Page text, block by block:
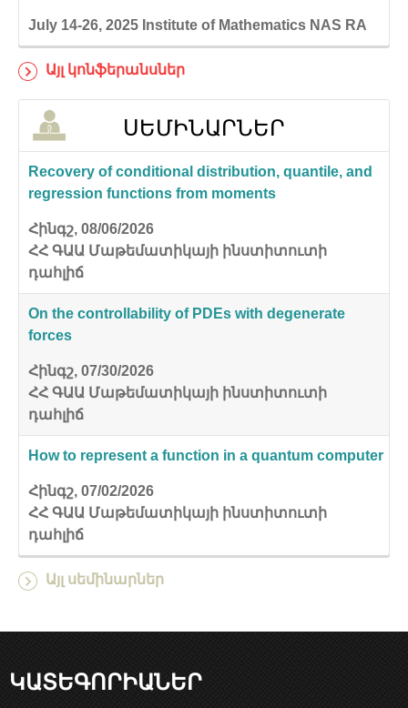
July 14-26, 2025 Institute of Mathematics NAS RA
Այլ կոնֆերանսներ
ՍԵՄԻՆԱՐՆԵՐ
Recovery of conditional distribution, quantile, and
regression functions from moments
Հինգշ, 08/06/2026
ՀՀ ԳԱԱ Մաթեմատիկայի ինստիտուտի
դահլիճ
On the controllability of PDEs with degenerate
forces
Հինգշ, 07/30/2026
ՀՀ ԳԱԱ Մաթեմատիկայի ինստիտուտի
դահլիճ
How to represent a function in a quantum computer
Հինգշ, 07/02/2026
ՀՀ ԳԱԱ Մաթեմատիկայի ինստիտուտի
դահլիճ
Այլ սեմինարներ
ԿԱՏԵԳՈՐԻԱՆԵՐ